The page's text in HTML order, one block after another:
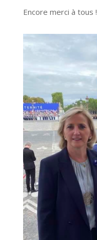
Encore merci à tous !